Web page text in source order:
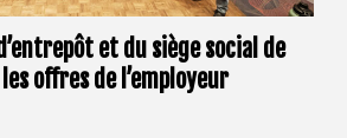
et du siège social de
offres de l’employeur